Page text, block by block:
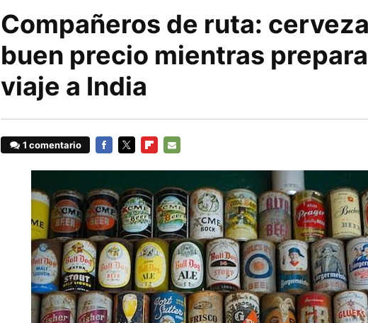
Compañeros de ruta:
buen precio mientras
viaje a India
1 comentario